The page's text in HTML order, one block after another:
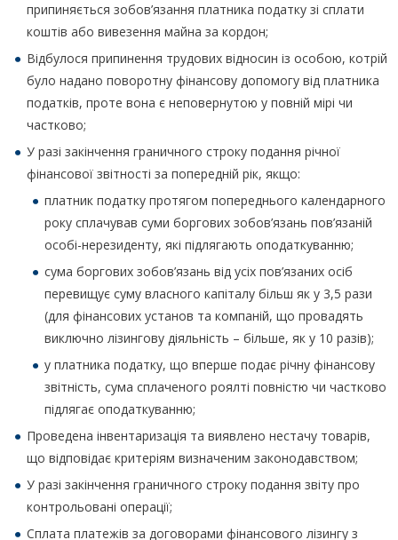
припиняється зобов’язання платника податку зі сплати
коштів або вивезення майна за кордон;
Відбулося припинення трудових відносин із особою, котрій
було надано поворотну фінансову допомогу від платника
податків, проте вона є неповернутою у повній мірі чи
частково;
У разі закінчення граничного строку подання річної
фінансової звітності за попередній рік, якщо:
платник податку протягом попереднього календарного
року сплачував суми боргових зобов’язань пов’язаній
особі-нерезиденту, які підлягають оподаткуванню;
сума боргових зобов’язань від усіх пов’язаних осіб
перевищує суму власного капіталу більш як у 3,5 рази
(для фінансових установ та компаній, що провадять
виключно лізингову діяльність – більше, як у 10 разів);
у платника податку, що вперше подає річну фінансову
звітність, сума сплаченого роялті повністю чи частково
підлягає оподаткуванню;
Проведена інвентаризація та виявлено нестачу товарів,
що відповідає критеріям визначеним законодавством;
У разі закінчення граничного строку подання звіту про
контрольовані операції;
Сплата платежів за договорами фінансового лізингу з